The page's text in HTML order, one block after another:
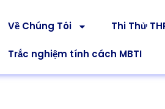
Về Chúng Tôi Thi Thử
Trắc nghiệm tính cách MBTI